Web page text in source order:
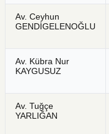
Av. Ceyhun
GENDİGELENOĞLU
Av. Kübra Nur
KAYGUSUZ
Av. Tuğçe
YARLIĞAN